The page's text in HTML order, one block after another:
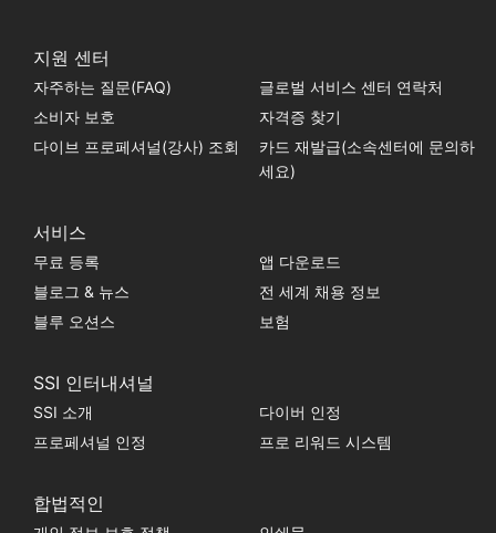
지원 센터
자주하는 질문(FAQ)
글로벌 서비스 센터 연락처
소비자 보호
자격증 찾기
다이브 프로페셔널(강사) 조회
카드 재발급(소속센터에 문의하
세요)
서비스
무료 등록
앱 다운로드
블로그 & 뉴스
전 세계 채용 정보
블루 오션스
보험
SSI 인터내셔널
SSI 소개
다이버 인정
프로페셔널 인정
프로 리워드 시스템
합법적인